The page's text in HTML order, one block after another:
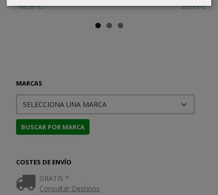
MARCAS
COSTES DE ENVÍO
GRATIS *
Consultar Destinos
18,50 € 20,95 €